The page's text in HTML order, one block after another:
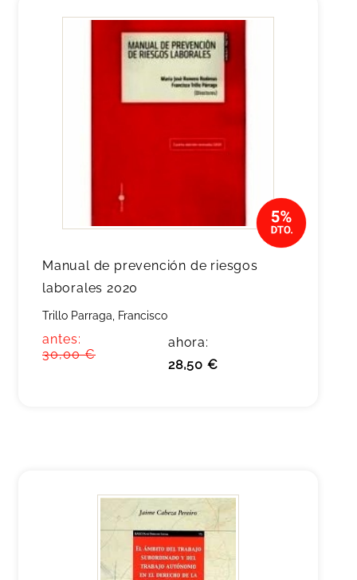
Manual de prevención de riesgos
laborales 2020
Trillo Parraga, Francisco
antes:
30,00 €
ahora:
28,50 €